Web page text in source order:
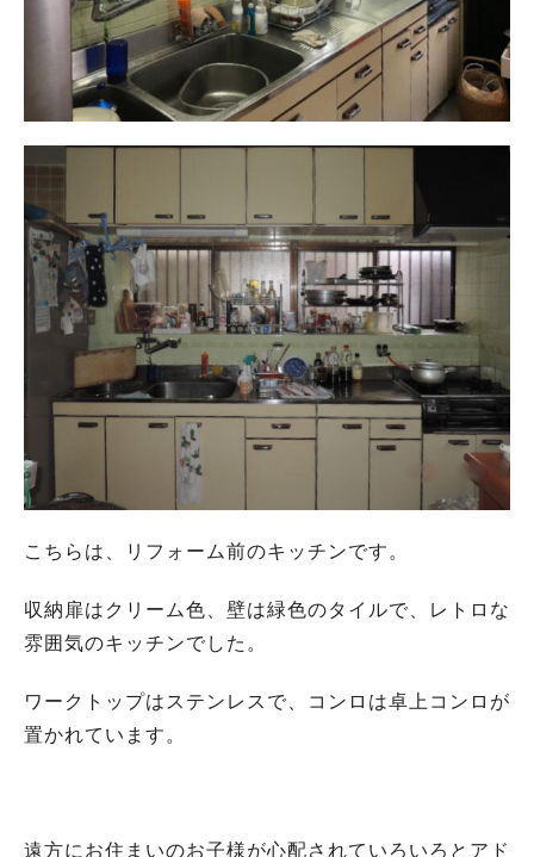
こちらは、リフォーム前のキッチンです。
収納扉はクリーム色、壁は緑色のタイルで、レトロな
雰囲気のキッチンでした。
ワークトップはステンレスで、コンロは卓上コンロが
置かれています。
遠方にお住まいのお子様が心配されていろいろとアド